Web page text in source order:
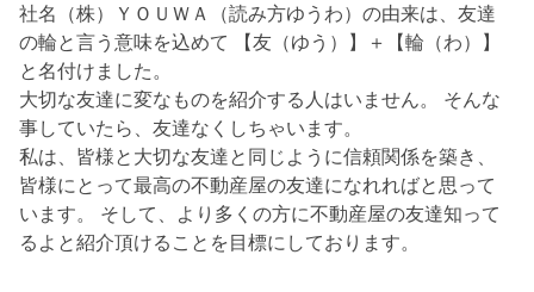
社名（株）ＹＯＵＷＡ（読み方ゆうわ）の由来は、友達
の輪と言う意味を込めて 【友（ゆう）】＋【輪（わ）】
と名付けました。
大切な友達に変なものを紹介する人はいません。 そんな
事していたら、友達なくしちゃいます。
私は、皆様と大切な友達と同じように信頼関係を築き、
皆様にとって最高の不動産屋の友達になれればと思って
います。 そして、より多くの方に不動産屋の友達知って
るよと紹介頂けることを目標にしております。